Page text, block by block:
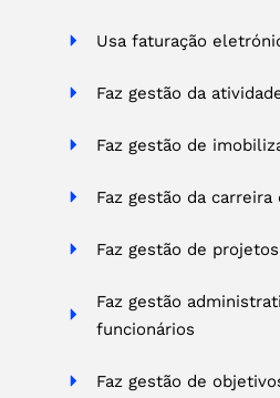
Usa faturação
Faz gestão da
Faz gestão de
Faz gestão da
Faz gestão de
Faz gestão
funcionários
Faz gestão de